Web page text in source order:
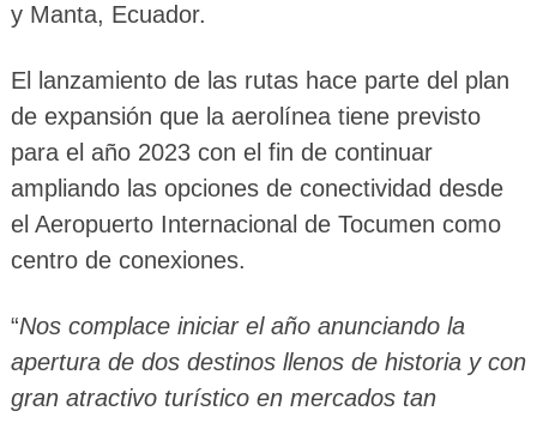
y Manta, Ecuador.
El lanzamiento de las rutas hace parte del plan
de expansión que la aerolínea tiene previsto
para el año 2023 con el fin de continuar
ampliando las opciones de conectividad desde
el Aeropuerto Internacional de Tocumen como
centro de conexiones.
“Nos complace iniciar el año anunciando la
apertura de dos destinos llenos de historia y con
gran atractivo turístico en mercados tan